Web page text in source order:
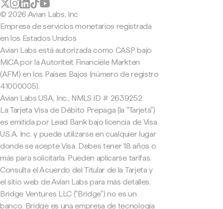
© 2026 Avian Labs, Inc
Empresa de servicios monetarios registrada
en los Estados Unidos
Avian Labs está autorizada como CASP bajo
MiCA por la Autoriteit Financiële Markten
(AFM) en los Países Bajos (número de registro
41000005).
Avian Labs USA, Inc., NMLS ID # 2639252
La Tarjeta Visa de Débito Prepaga (la "Tarjeta")
es emitida por Lead Bank bajo licencia de Visa
U.S.A. Inc. y puede utilizarse en cualquier lugar
donde se acepte Visa. Debes tener 18 años o
más para solicitarla. Pueden aplicarse tarifas.
Consulta el Acuerdo del Titular de la Tarjeta y
el sitio web de Avian Labs para más detalles.
Bridge Ventures LLC ("Bridge") no es un
banco. Bridge es una empresa de tecnología